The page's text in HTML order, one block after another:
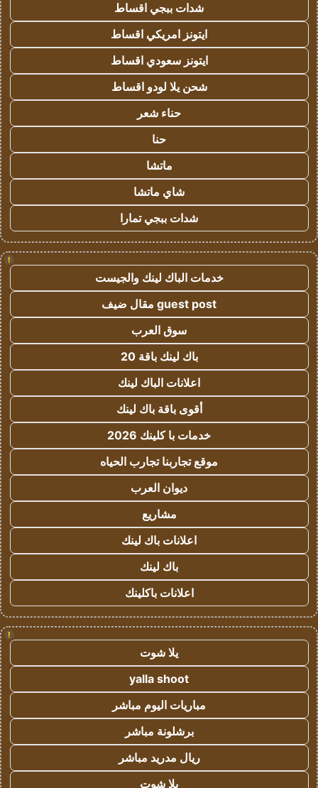
شدات ببجي اقساط
ايتونز امريكي اقساط
ايتونز سعودي اقساط
شحن يلا لودو اقساط
حناء شعر
حنا
ماتشا
شاي ماتشا
شدات ببجي تمارا
!
خدمات الباك لينك والجيست
guest post مقال ضيف
سوق العرب
باك لينك باقة 20
اعلانات الباك لينك
أقوى باقة باك لينك
خدمات با كلينك 2026
موقع تجاربنا تجارب الحياه
ديوان العرب
مشاريع
اعلانات باك لينك
باك لينك
اعلانات باكلينك
!
يلا شوت
yalla shoot
مباريات اليوم مباشر
برشلونة مباشر
ريال مدريد مباشر
يلا شوت